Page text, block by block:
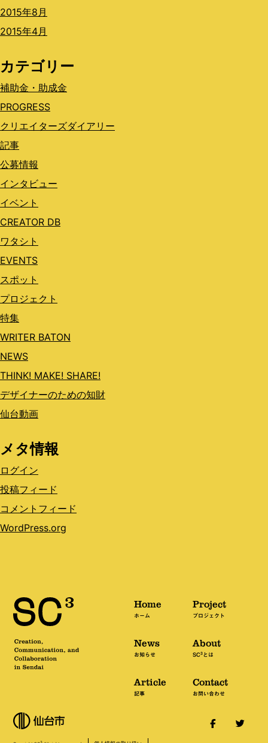
2015年8月
2015年4月
カテゴリー
補助金・助成金
PROGRESS
クリエイターズダイアリー
記事
公募情報
インタビュー
イベント
CREATOR DB
ワタシト
EVENTS
スポット
プロジェクト
特集
WRITER BATON
NEWS
THINK! MAKE! SHARE!
デザイナーのための知財
仙台動画
メタ情報
ログイン
投稿フィード
コメントフィード
WordPress.org
Home
ホーム
News
お知らせ
Article
記事
Project
プロジェクト
About
SC3とは
Contact
お問い合わせ